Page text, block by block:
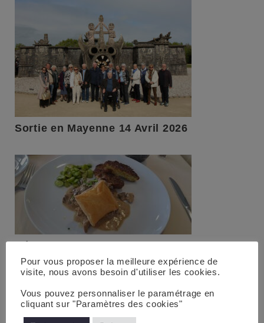
Sortie en Mayenne 14 Avril 2026
Déjeuner restaurant Louis Guilloux 10 03
26
Pour vous proposer la meilleure expérience de
visite, nous avons besoin d'utiliser les cookies.
Vous pouvez personnaliser le paramétrage en
cliquant sur "Paramètres des cookies"